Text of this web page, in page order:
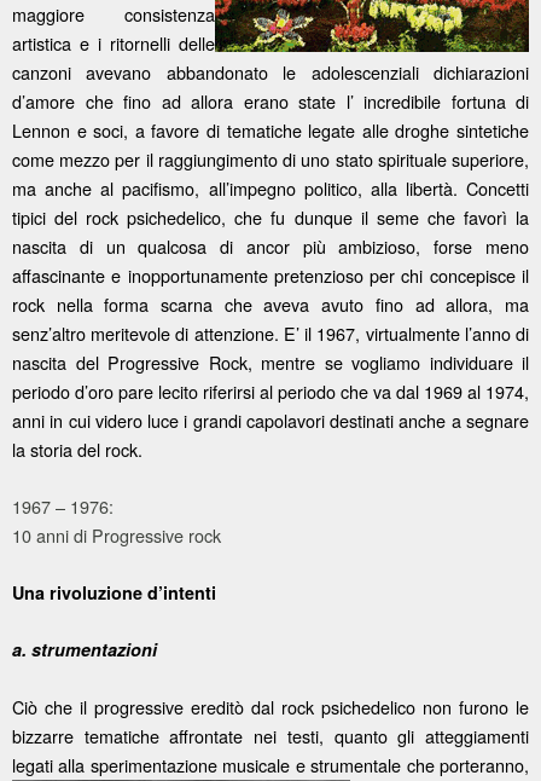
maggiore consistenza
artistica e i ritornelli delle
canzoni avevano abbandonato le adolescenziali dichiarazioni
d’amore che fino ad allora erano state l’ incredibile fortuna di
Lennon e soci, a favore di tematiche legate alle droghe sintetiche
come mezzo per il raggiungimento di uno stato spirituale superiore,
ma anche al pacifismo, all’impegno politico, alla libertà. Concetti
tipici del rock psichedelico, che fu dunque il seme che favorì la
nascita di un qualcosa di ancor più ambizioso, forse meno
affascinante e inopportunamente pretenzioso per chi concepisce il
rock nella forma scarna che aveva avuto fino ad allora, ma
senz’altro meritevole di attenzione. E’ il 1967, virtualmente l’anno di
nascita del Progressive Rock, mentre se vogliamo individuare il
periodo d’oro pare lecito riferirsi al periodo che va dal 1969 al 1974,
anni in cui videro luce i grandi capolavori destinati anche a segnare
la storia del rock.
1967 – 1976:
10 anni di Progressive rock
Una rivoluzione d’intenti
a. strumentazioni
Ciò che il progressive ereditò dal rock psichedelico non furono le
bizzarre tematiche affrontate nei testi, quanto gli atteggiamenti
legati alla sperimentazione musicale e strumentale che porteranno,